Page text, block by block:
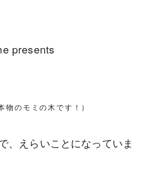
物のモミの木です！）
、えらいことになっていま